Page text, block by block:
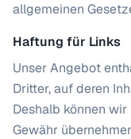
allgemeinen
Haftung für Links
Unser Angebot
Dritter, auf deren
Deshalb können
Gewähr